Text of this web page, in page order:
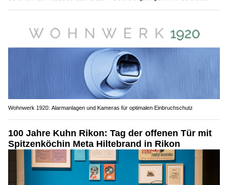
Wohnwerk 1920: Alarmanlagen und Kameras für optimalen Einbruchschutz
100 Jahre Kuhn Rikon: Tag der offenen Tür mit
Spitzenköchin Meta Hiltebrand in Rikon